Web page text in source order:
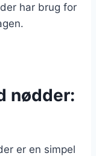
har brug for
nødder:
er en simpel